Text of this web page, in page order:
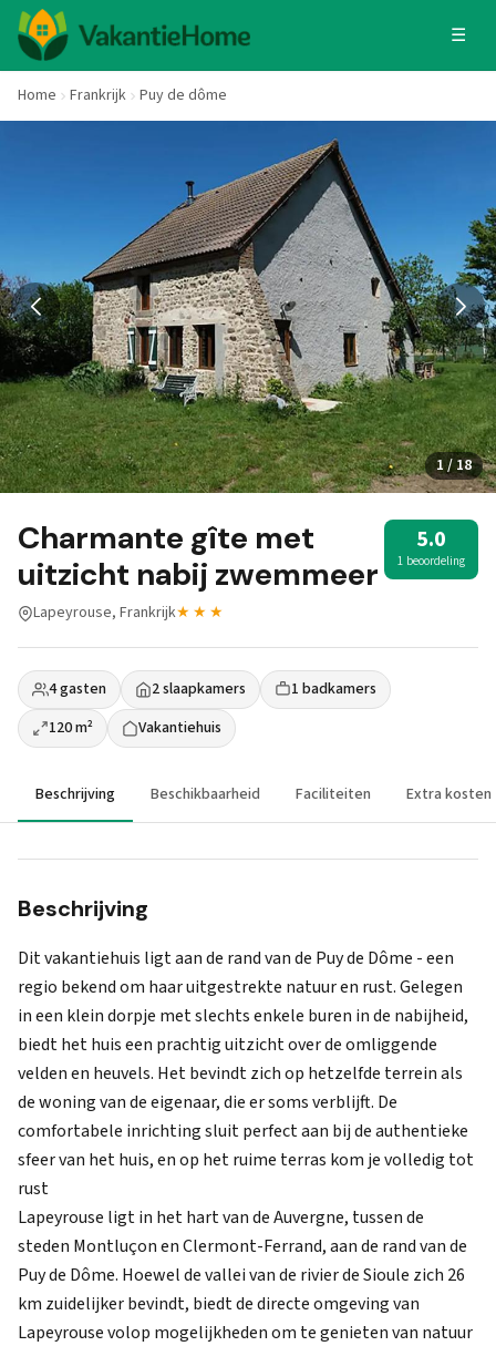
☰
Home Frankrijk Puy de dôme
1 / 18
Charmante gîte met
uitzicht nabij zwemmeer
5.0
1 beoordeling
Lapeyrouse, Frankrijk★★★
4 gasten 2 slaapkamers
1 badkamers
120 m²
Vakantiehuis
Beschrijving Beschikbaarheid Faciliteiten Extra kosten
Beschrijving
Dit vakantiehuis ligt aan de rand van de Puy de Dôme - een
regio bekend om haar uitgestrekte natuur en rust. Gelegen
in een klein dorpje met slechts enkele buren in de nabijheid,
biedt het huis een prachtig uitzicht over de omliggende
velden en heuvels. Het bevindt zich op hetzelfde terrein als
de woning van de eigenaar, die er soms verblijft. De
comfortabele inrichting sluit perfect aan bij de authentieke
sfeer van het huis, en op het ruime terras kom je volledig tot
rust
Lapeyrouse ligt in het hart van de Auvergne, tussen de
steden Montluçon en Clermont-Ferrand, aan de rand van de
Puy de Dôme. Hoewel de vallei van de rivier de Sioule zich 26
km zuidelijker bevindt, biedt de directe omgeving van
Lapeyrouse volop mogelijkheden om te genieten van natuur